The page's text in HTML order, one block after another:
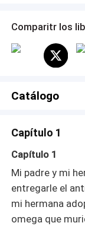
mi madre, ya
Serafina,
compañero,
de pelear con
Comparitr los
Catálogo
Capítulo 1
Capítulo 1
Mi padre y mi
entregarle el
mi hermana
omega que